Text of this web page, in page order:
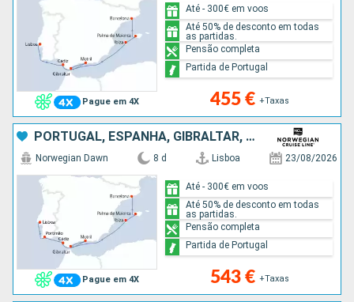
Pague em 4X 455 € +Taxas
Até - 300€ em voos
Até 50% de desconto em todas
as partidas.
Pensão completa
Partida de Portugal
PORTUGAL, ESPANHA, GIBRALTAR, IBIZA, MAIORCA
Pague em 4X
Norwegian Dawn 8 d Lisboa 23/08/2026
543 € +Taxas
Até - 300€ em voos
Até 50% de desconto em todas
as partidas.
Pensão completa
Partida de Portugal